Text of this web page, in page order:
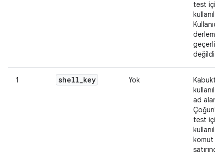
test için
kullanılır.
Kullanıcı
geçerli
değildir.
1 shell_key Yok
Kabukta
ad alanı.
test için
kullanılır
komut